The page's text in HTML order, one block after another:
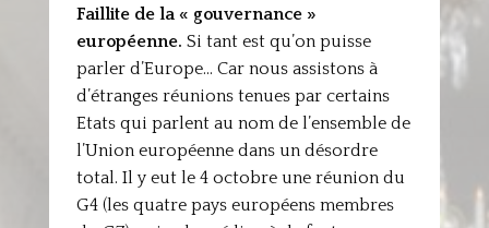
Faillite de la « gouvernance »
européenne. Si tant est qu’on puisse
parler d’Europe… Car nous assistons à
d’étranges réunions tenues par certains
Etats qui parlent au nom de l’ensemble de
l’Union européenne dans un désordre
total. Il y eut le 4 octobre une réunion du
G4 (les quatre pays européens membres